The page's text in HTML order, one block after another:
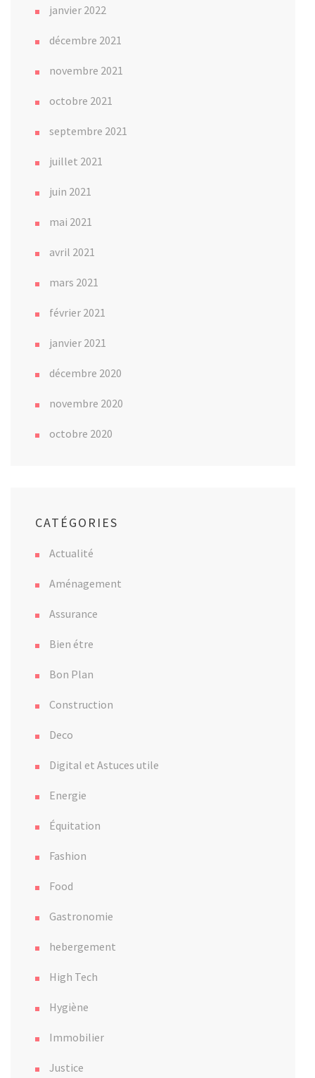
janvier 2022
décembre 2021
novembre 2021
octobre 2021
septembre 2021
juillet 2021
juin 2021
mai 2021
avril 2021
mars 2021
février 2021
janvier 2021
décembre 2020
novembre 2020
octobre 2020
CATÉGORIES
Actualité
Aménagement
Assurance
Bien étre
Bon Plan
Construction
Deco
Digital et Astuces utile
Energie
Équitation
Fashion
Food
Gastronomie
hebergement
High Tech
Hygiène
Immobilier
Justice